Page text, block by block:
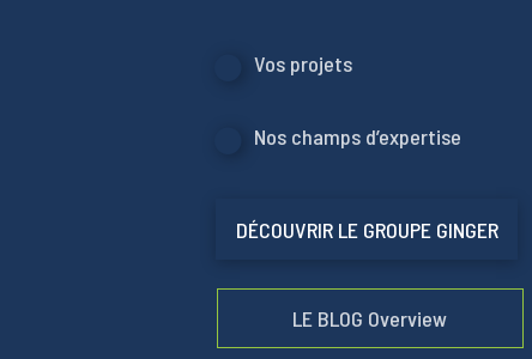
Vos projets
Nos champs d’expertise
DÉCOUVRIR LE GROUPE GINGER
LE BLOG Overview